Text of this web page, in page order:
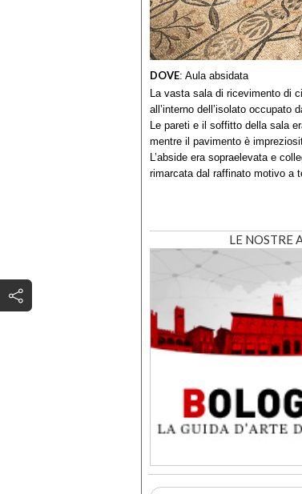
DOVE: Aula absidata
La vasta sala di ricevimento di
all’interno dell’isolato occupato
Le pareti e il soffitto della sala
mentre il pavimento è
L’abside era sopraelevata e
rimarcata dal raffinato motivo a
LE NOSTRE